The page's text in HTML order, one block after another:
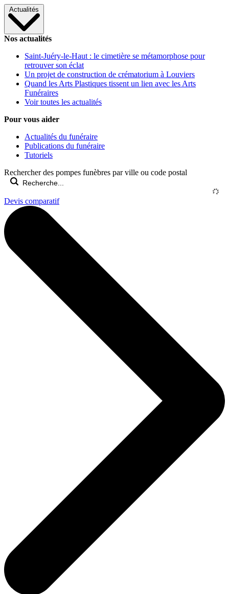
Actualités
Nos actualités
Saint-Juéry-le-Haut : le cimetière se métamorphose pour
retrouver son éclat
Un projet de construction de crématorium à Louviers
Quand les Arts Plastiques tissent un lien avec les Arts
Funéraires
Voir toutes les actualités
Pour vous aider
Actualités du funéraire
Publications du funéraire
Tutoriels
Rechercher des pompes funèbres par ville ou code postal
Devis comparatif